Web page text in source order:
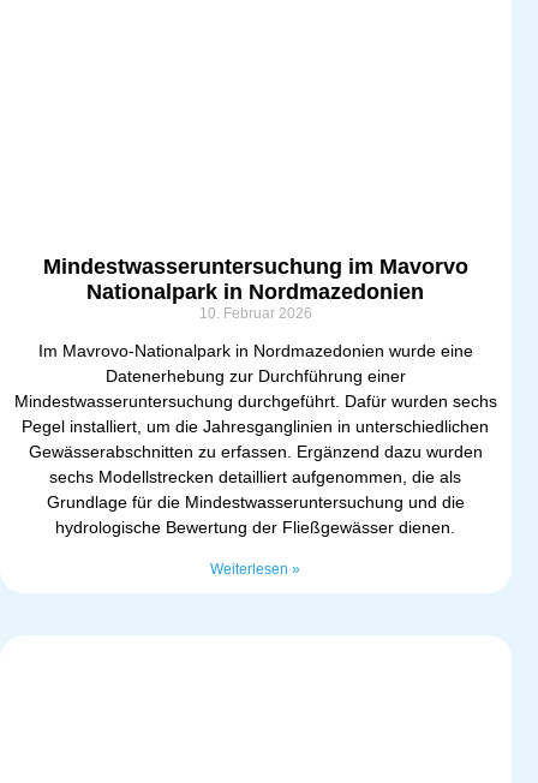
Mindestwasseruntersuchung im Mavorvo
Nationalpark in Nordmazedonien
10. Februar 2026
Im Mavrovo-Nationalpark in Nordmazedonien wurde eine
Datenerhebung zur Durchführung einer
Mindestwasseruntersuchung durchgeführt. Dafür wurden sechs
Pegel installiert, um die Jahresganglinien in unterschiedlichen
Gewässerabschnitten zu erfassen. Ergänzend dazu wurden
sechs Modellstrecken detailliert aufgenommen, die als
Grundlage für die Mindestwasseruntersuchung und die
hydrologische Bewertung der Fließgewässer dienen.
Weiterlesen »